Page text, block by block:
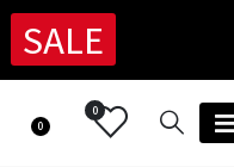
SALE
0
0